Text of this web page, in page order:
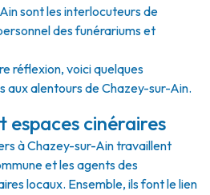
sont les interlocuteurs de
des funérariums et
réflexion, voici quelques
aux alentours de Chazey-sur-Ain.
espaces cinéraires
à Chazey-sur-Ain travaillent
et les agents des
locaux. Ensemble, ils font le lien